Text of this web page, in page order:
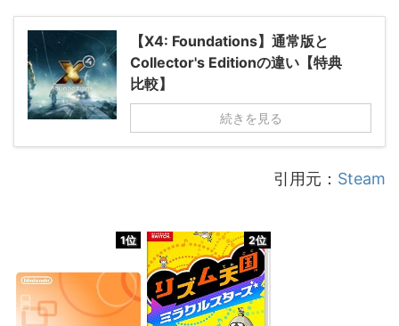
【X4: Foundations】通常版と
Collector's Editionの違い【特典
比較】
続きを見る
引用元： Steam
1位 2位